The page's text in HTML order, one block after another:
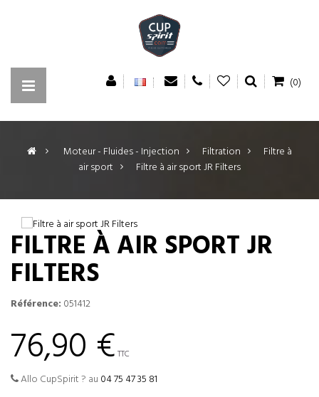
(0)
> Moteur - Fluides - Injection > Filtration >
Filtre à
air sport > Filtre à air sport JR Filters
FILTRE À AIR SPORT JR
FILTERS
Référence: 051412
76,90 € TTC
Allo CupSpirit ? au 04 75 47 35 81